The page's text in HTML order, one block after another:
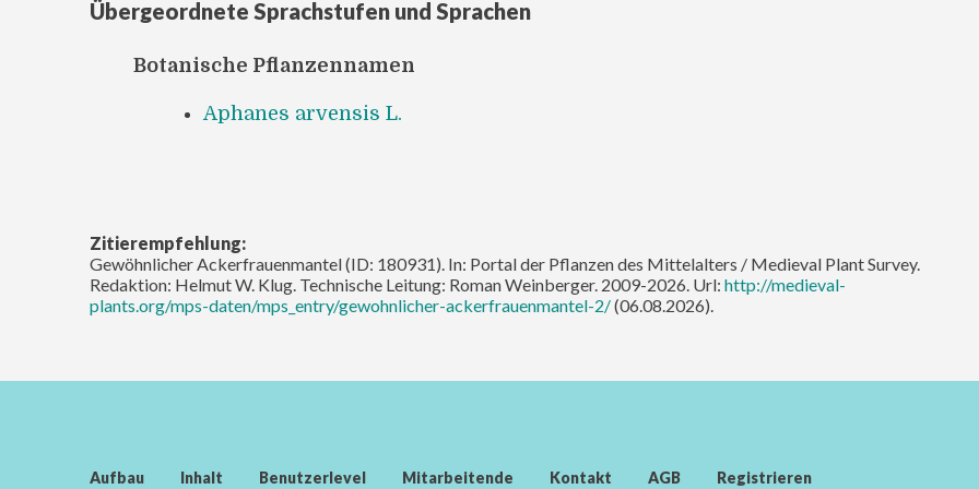
Übergeordnete Sprachstufen und Sprachen
Botanische Pflanzennamen
Aphanes arvensis L.
Zitierempfehlung:
Gewöhnlicher Ackerfrauenmantel (ID: 180931). In: Portal der Pflanzen des Mittelalters / Medieval Plant Survey.
Redaktion: Helmut W. Klug. Technische Leitung: Roman Weinberger. 2009-2026. Url: http://medieval-
plants.org/mps-daten/mps_entry/gewohnlicher-ackerfrauenmantel-2/(06.08.2026).
Aufbau Inhalt Benutzerlevel Mitarbeitende Kontakt AGB Registrieren